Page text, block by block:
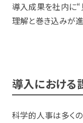
導入成果を社内に“
理解と巻き込みが進
導入における
科学的人事は多くの